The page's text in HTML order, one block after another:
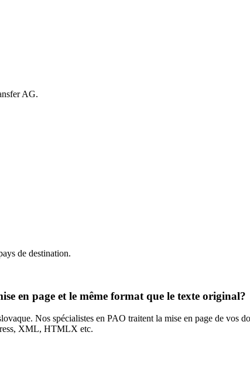
AG.
de destination.
en page et le même format que le texte original?
Nos spécialistes en PAO traitent la mise en page de vos
XML, HTMLX etc.